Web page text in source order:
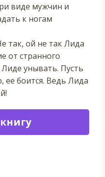
виде мужчин и
к ногам
так, ой не так Лида
от странного
унывать. Пусть
ее боится. Ведь Лида